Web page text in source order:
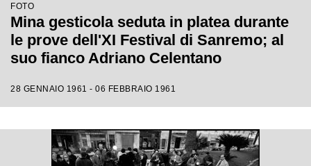
FOTO
Mina gesticola seduta in platea durante
le prove dell'XI Festival di Sanremo; al
suo fianco Adriano Celentano
28 GENNAIO 1961 - 06 FEBBRAIO 1961